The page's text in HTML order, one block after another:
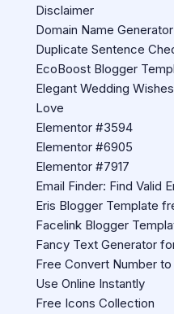
Disclaimer
Domain Name Generator
Duplicate Sentence
EcoBoost Blogger
Elegant Wedding
Love
Elementor #3594
Elementor #6905
Elementor #7917
Email Finder: Find Valid
Eris Blogger Template
Facelink Blogger
Fancy Text Generator
Free Convert Number
Use Online Instantly
Free Icons Collection